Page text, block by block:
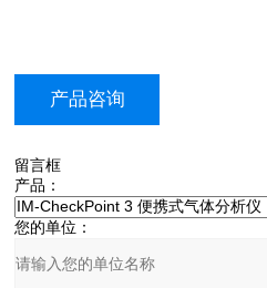
产品咨询
留言框
产品：
您的单位：